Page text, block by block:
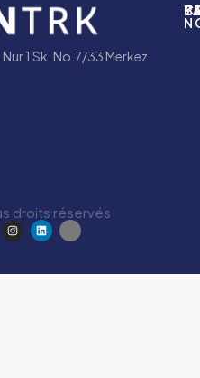
1 Sk. No.7/33 Merkez
droits réservés